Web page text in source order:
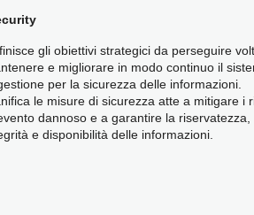
gli obiettivi strategici da perseguire
e migliorare in modo continuo il
per la sicurezza delle informazioni.
le misure di sicurezza atte a mitigare i
dannoso e a garantire la riservatezza,
e disponibilità delle informazioni.